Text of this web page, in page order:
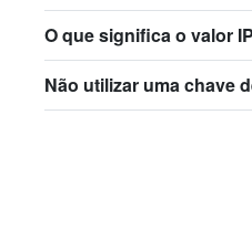
O que significa o valor
Não utilizar uma chave